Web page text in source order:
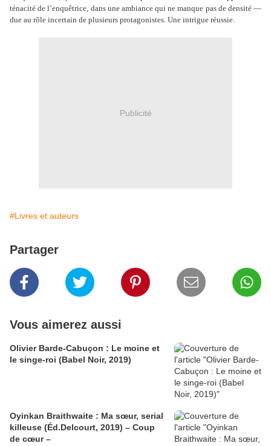
ténacité de l’enquêtrice, dans une ambiance qui ne manque pas de densité —
due au rôle incertain de plusieurs protagonistes. Une intrigue réussie.
Publicité
#Livres et auteurs
Partager
Vous aimerez aussi
Olivier Barde-Cabuçon : Le moine et
le singe-roi (Babel Noir, 2019)
Oyinkan Braithwaite : Ma sœur, serial
killeuse (Éd.Delcourt, 2019) – Coup
de cœur –